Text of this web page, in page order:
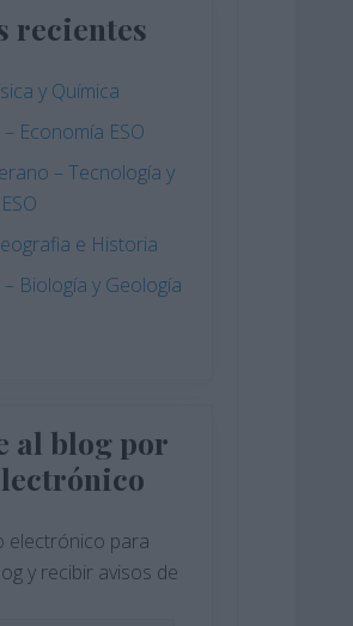
recientes
y Química
Economía ESO
– Tecnología y
e Historia
Biología y Geología
al blog por
electrónico para
y recibir avisos de